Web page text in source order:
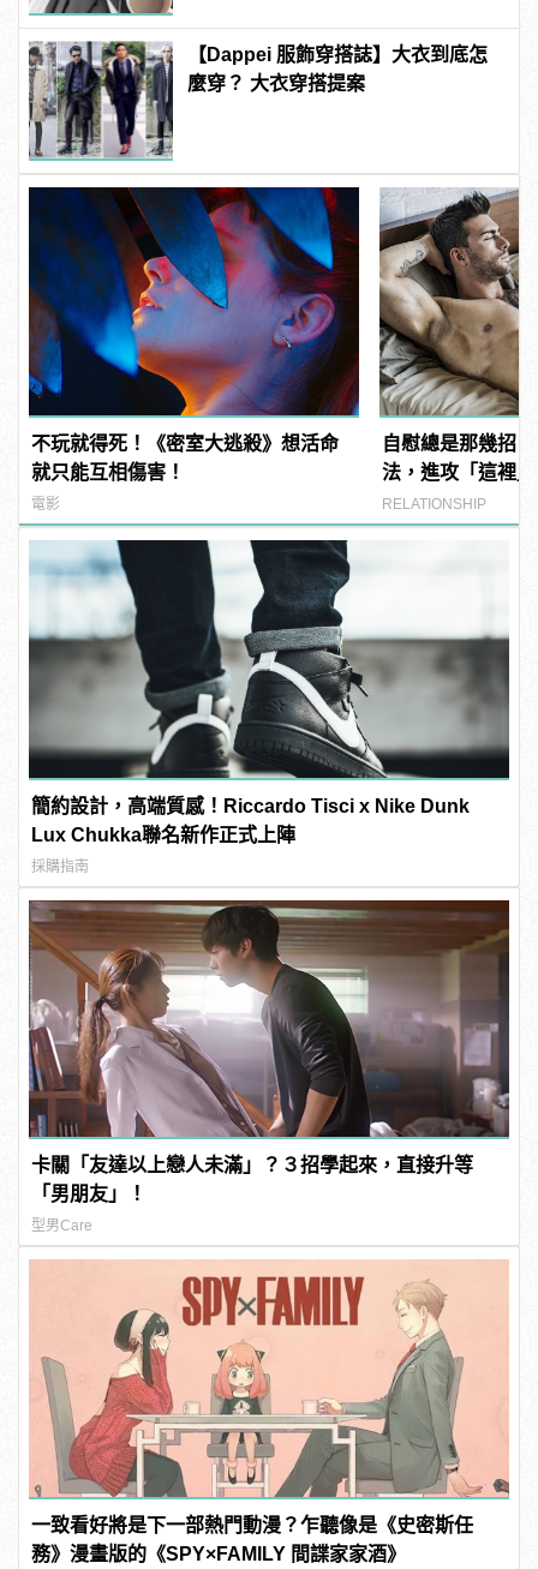
【Dappei 服飾穿搭誌】大衣到底怎
麼穿？ 大衣穿搭提案
不玩就得死！《密室大逃殺》想活命
就只能互相傷害！
電影
自慰總是那幾招
法，進攻「這裡
RELATIONSHIP
簡約設計，高端質感！Riccardo Tisci x Nike Dunk
Lux Chukka聯名新作正式上陣
採購指南
卡關「友達以上戀人未滿」？３招學起來，直接升等
「男朋友」！
型男Care
一致看好將是下一部熱門動漫？乍聽像是《史密斯任
務》漫畫版的《SPY×FAMILY 間諜家家酒》